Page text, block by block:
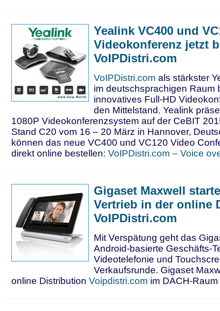
Yealink VC400 und
Videokonferenz jetzt
VoIPDistri.com
VoIPDistri.com als stärkster
im deutschsprachigen Raum
innovatives Full-HD
den Mittelstand. Yealink
1080P Videokonferenzsystem auf der CeBIT
Stand C20 vom 16 – 20 März in Hannover,
können das neue VC400 und VC120 Video
direkt online bestellen: VoIPDistri.com – Voice
Gigaset Maxwell
Vertrieb in der online
VoIPDistri.com
Mit Verspätung geht das
Android-basierte Geschäfts-
Videotelefonie und
Verkaufsrunde. Gigaset
online Distribution Voipdistri.com im DACH-